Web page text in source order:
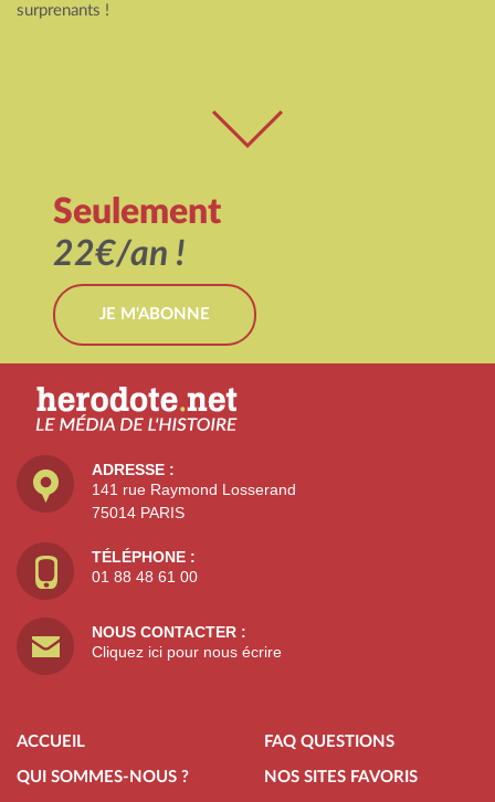
surprenants !
Seulement
22€/an !
JE M'ABONNE
ADRESSE :
141 rue Raymond Losserand
75014 PARIS
TÉLÉPHONE :
01 88 48 61 00
NOUS CONTACTER :
Cliquez ici pour nous écrire
ACCUEIL
QUI SOMMES-NOUS ?
FAQ QUESTIONS
NOS SITES FAVORIS